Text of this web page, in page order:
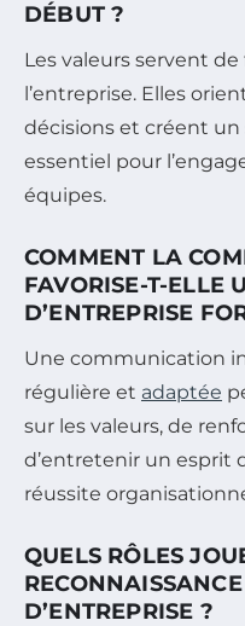
DÉBUT ?
Les valeurs servent
l’entreprise. Elles
décisions et créent
essentiel pour
équipes.
COMMENT LA
FAVORISE-T-ELLE
D’ENTREPRISE
Une communication
régulière et adaptée
sur les valeurs, de
d’entretenir un esprit
réussite
QUELS RÔLES
D’ENTREPRISE ?